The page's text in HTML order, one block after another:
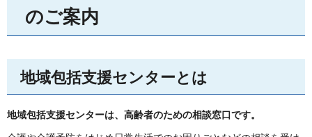
のご案内
地域包括支援センターとは
地域包括支援センターは、高齢者のための相談窓口です。